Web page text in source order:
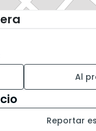
Al
Reportar